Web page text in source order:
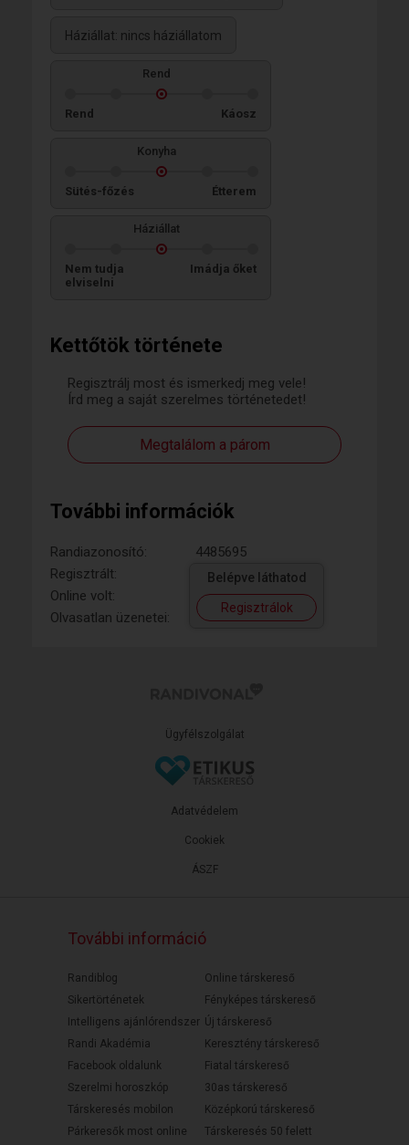
Kettőtök története
Regisztrálj most és ismerkedj meg vele!
Írd meg a saját szerelmes történetedet!
Megtalálom a párom
További információk
Randiazonosító:
4485695
Regisztrált:
Online volt:
Olvasatlan üzenetei:
Belépve láthatod
Regisztrálok
Háziállat: nincs háziállatom
Rend
Rend Káosz
Konyha
Sütés-főzés Étterem
Háziállat
Nem tudja
elviselni
Imádja őket
Ügyfélszolgálat
ÁSZF
Adatvédelem
Cookiek
További információ
Randiblog
Sikertörténetek
Intelligens ajánlórendszer
Randi Akadémia
Facebook oldalunk
Szerelmi horoszkóp
Társkeresés mobilon
Párkeresők most online
Online társkereső
Fényképes társkereső
Új társkereső
Keresztény társkereső
Fiatal társkereső
30as társkereső
Középkorú társkereső
Társkeresés 50 felett